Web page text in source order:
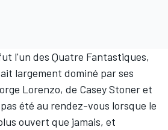
l'un des Quatre Fantastiques,
largement dominé par ses
Lorenzo, de Casey Stoner et
été au rendez-vous lorsque le
ouvert que jamais, et